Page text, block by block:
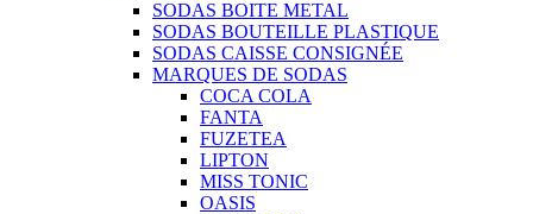
SODAS BOITE METAL
SODAS BOUTEILLE PLASTIQUE
SODAS CAISSE CONSIGNÉE
MARQUES DE SODAS
COCA COLA
FANTA
FUZETEA
LIPTON
MISS TONIC
OASIS